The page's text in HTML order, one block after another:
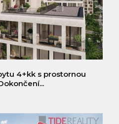
4+kk s prostornou